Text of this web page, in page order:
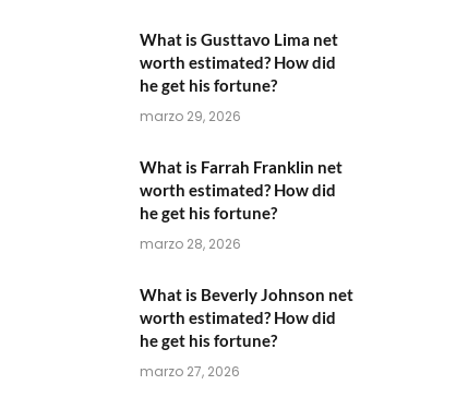
What is Gusttavo Lima net
worth estimated? How did
he get his fortune?
marzo 29, 2026
What is Farrah Franklin net
worth estimated? How did
he get his fortune?
marzo 28, 2026
What is Beverly Johnson net
worth estimated? How did
he get his fortune?
marzo 27, 2026